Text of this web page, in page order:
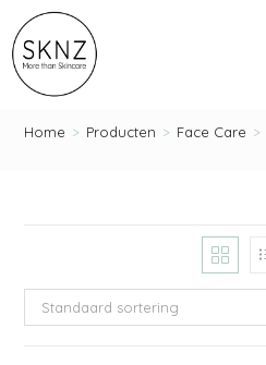
Home > Producten > Face Care >
Standaard sortering